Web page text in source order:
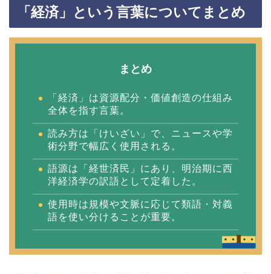
「経済」という言葉についてまとめ
まとめ
「経済」は資源配分・価値創造の仕組み
全体を指す言葉。
読み方は「けいざい」で、ニュースや学
術分野で幅広く使用される。
語源は「経世済民」にあり、明治期に西
洋経済学の訳語として定着した。
使用時は規模や文脈に応じて類語・対義
語を使い分けることが重要。